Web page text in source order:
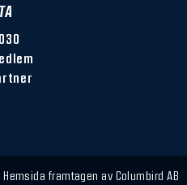
Hemsida framtagen av Columbird AB